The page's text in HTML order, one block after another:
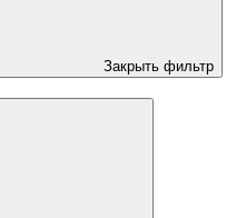
Закрыть фильтр